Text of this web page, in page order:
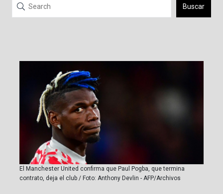
Buscar
El Manchester United confirma que Paul Pogba, que termina
contrato, deja el club / Foto: Anthony Devlin - AFP/Archivos